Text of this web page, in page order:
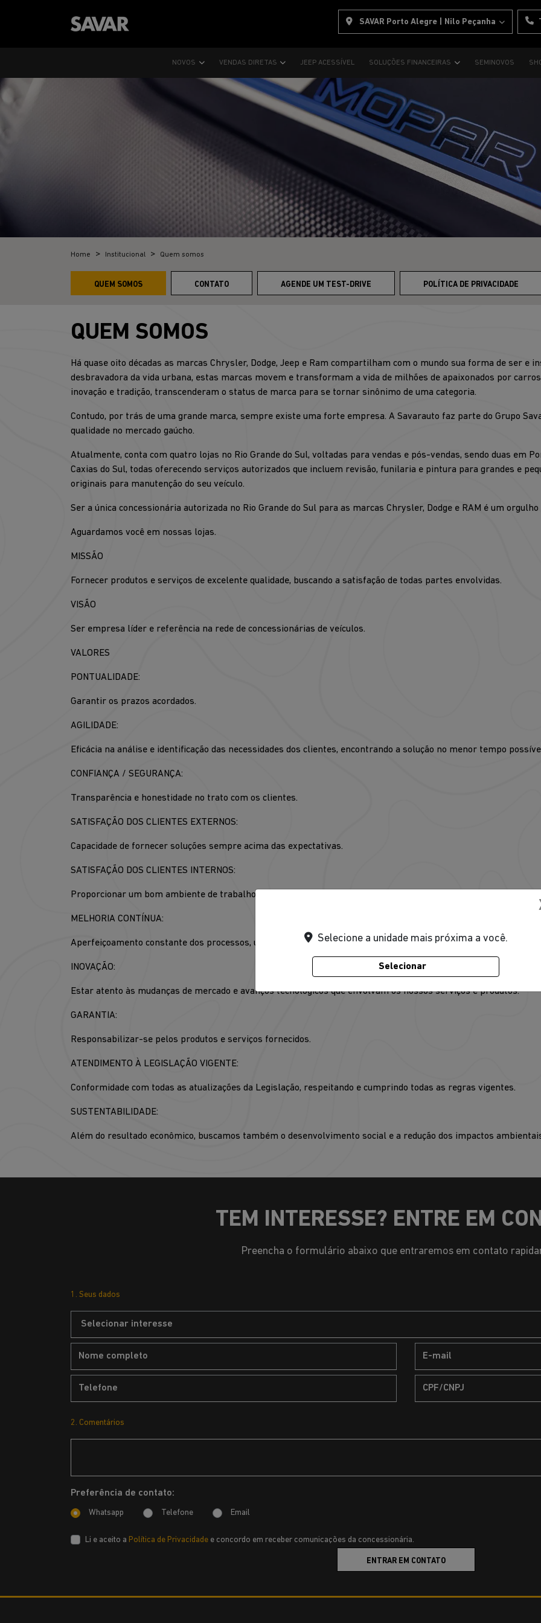
SAVAR Porto Alegre | Nilo Peçanha
NOVOS VENDAS DIRETAS JEEP ACESSÍVEL SOLUÇÕES FINANCEIRAS SEMINOVOS
Home Institucional Quem somos
QUEM SOMOS CONTATO AGENDE UM TEST-DRIVE POLÍTICA DE PRIVACIDADE
QUEM SOMOS
Há quase oito décadas as marcas Chrysler, Dodge, Jeep e Ram compartilham com o mundo sua forma de ser e
desbravadora da vida urbana, estas marcas movem e transformam a vida de milhões de apaixonados por
inovação e tradição, transcenderam o status de marca para se tornar sinônimo de uma categoria.
Contudo, por trás de uma grande marca, sempre existe uma forte empresa. A Savarauto faz parte do Grupo
qualidade no mercado gaúcho.
Atualmente, conta com quatro lojas no Rio Grande do Sul, voltadas para vendas e pós-vendas, sendo duas em
Caxias do Sul, todas oferecendo serviços autorizados que incluem revisão, funilaria e pintura para grandes e
originais para manutenção do seu veículo.
Ser a única concessionária autorizada no Rio Grande do Sul para as marcas Chrysler, Dodge e RAM é um
Aguardamos você em nossas lojas.
MISSÃO
Fornecer produtos e serviços de excelente qualidade, buscando a satisfação de todas partes envolvidas.
VISÃO
Ser empresa líder e referência na rede de concessionárias de veículos.
VALORES
PONTUALIDADE:
Garantir os prazos acordados.
AGILIDADE:
Eficácia na análise e identificação das necessidades dos clientes, encontrando a solução no menor tempo
CONFIANÇA / SEGURANÇA:
Transparência e honestidade no trato com os clientes.
SATISFAÇÃO DOS CLIENTES EXTERNOS:
Capacidade de fornecer soluções sempre acima das expectativas.
SATISFAÇÃO DOS CLIENTES INTERNOS:
Proporcionar um bom ambiente de trabalho, motivando o colaborador a desempenhar todo o seu potencial
MELHORIA CONTÍNUA:
Aperfeiçoamento constante dos processos, utilizando-se os melhores e mais importantes indicadores de
INOVAÇÃO:
Estar atento às mudanças de mercado e avanços tecnológicos que envolvam os nossos serviços e produtos.
GARANTIA:
Responsabilizar-se pelos produtos e serviços fornecidos.
ATENDIMENTO À LEGISLAÇÃO VIGENTE:
Conformidade com todas as atualizações da Legislação, respeitando e cumprindo todas as regras vigentes.
SUSTENTABILIDADE:
Além do resultado econômico, buscamos também o desenvolvimento social e a redução dos impactos
TEM INTERESSE? ENTRE EM
Preencha o formulário abaixo que entraremos em contato
1. Seus dados
2. Comentários
Preferência de contato:
Whatsapp Telefone Email
Li e aceito a Política de Privacidade e concordo em receber comunicações da concessionária.
ENTRAR EM CONTATO
Selecione a unidade mais próxima a você.
Selecionar